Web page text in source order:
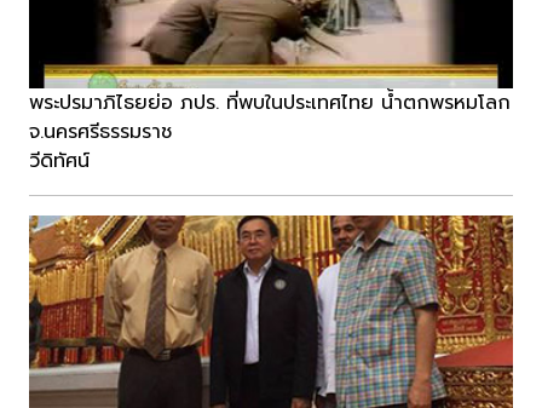
พระปรมาภิไธยย่อ ภปร. ที่พบในประเทศไทย น้ำตกพรหมโลก
จ.นครศรีธรรมราช
วีดิทัศน์